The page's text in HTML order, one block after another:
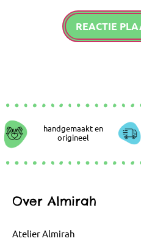
handgemaakt en
origineel
Over Almirah
Atelier Almirah